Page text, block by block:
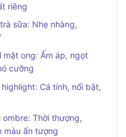
riêng
sữa: Nhẹ nhàng,
mật ong: Ấm áp, ngọt
cưỡng
highlight: Cá tính, nổi bật,
ombre: Thời thượng,
màu ấn tượng